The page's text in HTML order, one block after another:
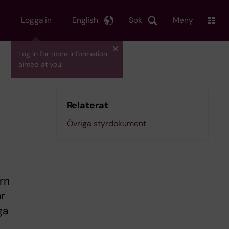
Logga in
Log in for more information
aimed at you.
Sök
English Meny
Relaterat
Övriga styrdokument